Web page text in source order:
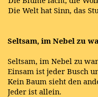
Die Welt hat Sinn, das
Seltsam, im Nebel zu
Seltsam, im Nebel zu
Einsam ist jeder Busch
Kein Baum sieht den
Jeder ist allein.